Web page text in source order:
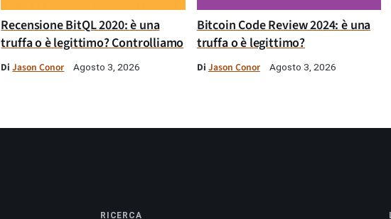
Recensione BitQL 2020: è una
truffa o è legittimo? Controlliamo
DiJason Conor Agosto 3, 2026
Bitcoin Code Review 2024: è una
truffa o è legittimo?
Di Jason Conor Agosto 3, 2026
RICERCA